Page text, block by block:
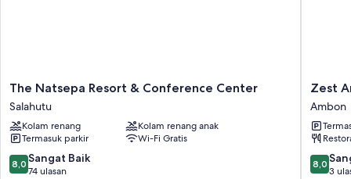
Fasilitas lainnya termasuk:
Kamar mandi dengan shower dan pengering rambut
Televisi layar datar 32-inci dengan saluran TV premium
Tempat tidur bayi (gratis), ketel listrik, dan setiap hari
The
Natsepa
Resort
&
Conference
Center
Salahutu
The Natsepa Resort & Conference Center
Salahutu
Kolam renang
Kolam renang anak
Termasuk parkir
Wi-Fi Gratis
8.0
dari
8,0 Sangat Baik
74 ulasan
Zest
Ambon
by
Swiss-
Belhotel
Ambon
Zest
Ambon
8.0
dari
8,0
3